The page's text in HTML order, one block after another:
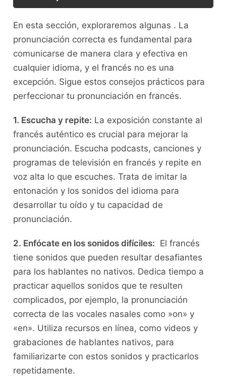
En⁢ esta sección,⁣ exploraremos algunas . ⁢La​
pronunciación correcta⁢ es fundamental ​para
comunicarse de⁣ manera clara y efectiva en
cualquier idioma, ​y el francés no es⁤ una
excepción. Sigue estos consejos prácticos para
perfeccionar tu pronunciación en francés.
1. Escucha y repite: La exposición‍ constante al
francés auténtico es crucial‍ para mejorar la
pronunciación. Escucha podcasts, canciones y
programas de televisión en francés y repite en
voz alta lo que escuches. Trata de imitar la
entonación ​y los⁢ sonidos del idioma ‌para
desarrollar tu oído y tu capacidad de
pronunciación.
2. Enfócate en los sonidos​ difíciles: ‍ El francés
⁢tiene sonidos que ⁤pueden resultar ‌desafiantes
para los hablantes no nativos. Dedica ⁢tiempo ‌a
practicar aquellos sonidos que te⁣ resulten
complicados, por⁢ ejemplo, la pronunciación
⁤correcta de las vocales nasales como ‍»on» ⁢y
«en». Utiliza recursos en línea, ​como videos y
grabaciones de hablantes nativos, para
familiarizarte con estos sonidos y practicarlos
repetidamente.